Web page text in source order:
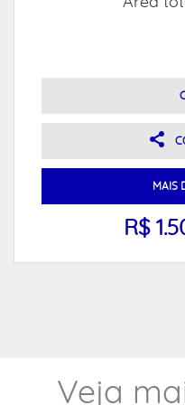
MAIS
R$
Veja